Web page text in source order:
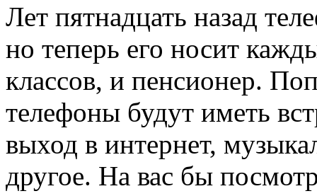
Лет пятнадцать назад
но теперь его носит
классов, и пенсионер.
телефоны будут иметь
выход в интернет,
другое. На вас бы